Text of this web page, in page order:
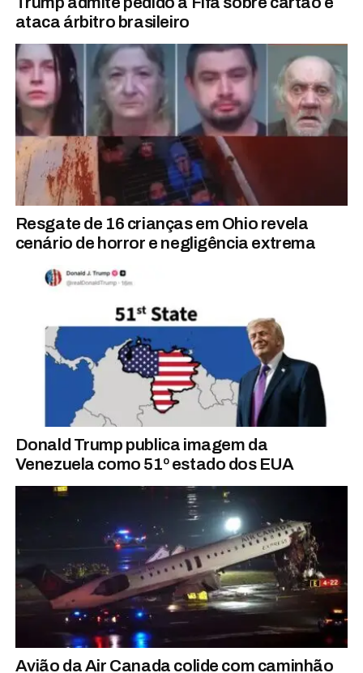
ataca árbitro brasileiro
Resgate de 16 crianças em Ohio revela
cenário de horror e negligência extrema
Donald Trump publica imagem da
Venezuela como 51º estado dos EUA
Avião da Air Canada colide com caminhão